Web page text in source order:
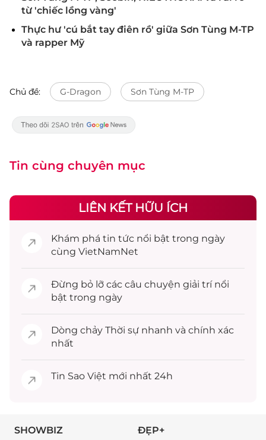
từ 'chiếc lồng vàng'
Thực hư 'cú bắt tay điên rồ' giữa Sơn Tùng M-TP
và rapper Mỹ
Chủ đề: G-Dragon Sơn Tùng M-TP
Tin cùng chuyên mục
LIÊN KẾT HỮU ÍCH
Khám phá tin tức nổi bật trong ngày
cùng VietNamNet
Đừng bỏ lỡ các câu chuyện giải trínổi
bật trong ngày
Dòng chảy Thời sự nhanh và chính xác
nhất
Tin Sao Việt mới nhất 24h
SHOWBIZ ĐẸP+